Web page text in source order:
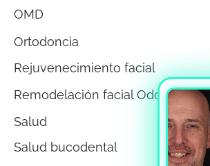
OMD
Ortodoncia
Rejuvenecimiento facial
Remodelación facial Odontología
Salud
Salud bucodental